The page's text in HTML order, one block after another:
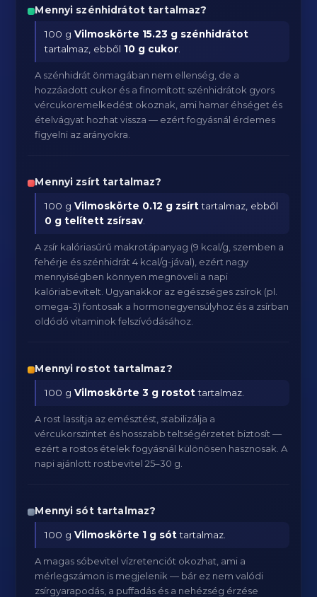
Mennyi szénhidrátot tartalmaz?
100 gVilmoskörte 15.23 g szénhidrátot
tartalmaz, ebből 10 g cukor
A szénhidrát önmagában nem ellenség, de a
hozzáadott cukor és a finomított szénhidrátok gyors
vércukoremelkedést okoznak, ami hamar éhséget és
ételvágyat hozhat vissza — ezért fogyásnál érdemes
figyelni az arányokra.
Mennyi zsírt tartalmaz?
100 gVilmoskörte 0.12 g zsírttartalmaz, ebből
0 g telített zsírsav
A zsír kalóriasűrű makrotápanyag (9 kcal/g, szemben a
fehérje és szénhidrát 4 kcal/g-jával), ezért nagy
mennyiségben könnyen megnöveli a napi
kalóriabevitelt. Ugyanakkor az egészséges zsírok (pl.
omega-3) fontosak a hormonegyensúlyhoz és a zsírban
oldódó vitaminok felszívódásához.
Mennyi rostot tartalmaz?
100 gVilmoskörte 3 g rostottartalmaz.
A rost lassítja az emésztést, stabilizálja a
vércukorszintet és hosszabb teltségérzetet biztosít —
ezért a rostos ételek fogyásnál különösen hasznosak. A
napi ajánlott rostbevitel 25–30 g.
Mennyi sót tartalmaz?
100 gVilmoskörte 1 g sóttartalmaz.
A magas sóbevitel vízretenciót okozhat, ami a
mérlegszámon is megjelenik — bár ez nem valódi
zsírgyarapodás, a puffadás és a nehézség érzése